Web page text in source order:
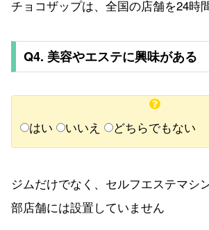
チョコザップは、全国の店舗を24時
Q4. 美容やエステに興味がある
はい いいえ どちらでもない
ジムだけでなく、セルフエステマシ
部店舗には設置していません